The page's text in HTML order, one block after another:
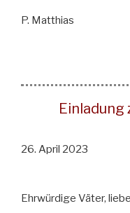
P. Matthias
26. April 2023
Ehrwürdige Väter,